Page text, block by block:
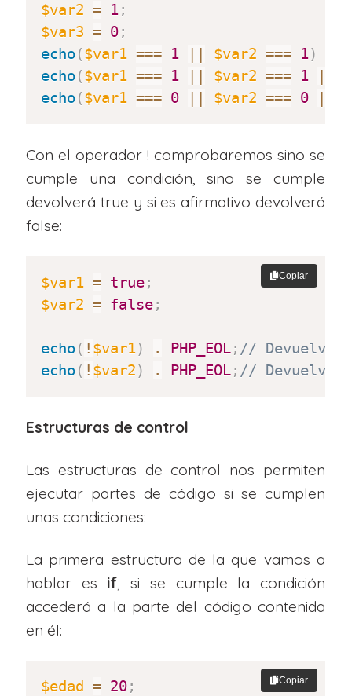
$var2 = 1;
$var3 = 0;
echo($var1 === 1 || $var2 === 1)
echo($var1 === 1 || $var2 === 1 ||
echo($var1 === 0 || $var2 === 0 ||
Con el operador ! comprobaremos sino se
cumple una condición, sino se cumple
devolverá true y si es afirmativo devolverá
false:
$var1 = true;
$var2 = false;
echo( ! $var1) . PHP_EOL; // Devuelve
echo( ! $var2) . PHP_EOL; // Devuelve
Copiar
Estructuras de control
Las estructuras de control nos permiten
ejecutar partes de código si se cumplen
unas condiciones:
La primera estructura de la que vamos a
hablar es if , si se cumple la condición
accederá a la parte del código contenida
en él:
$edad = 20;
Copiar